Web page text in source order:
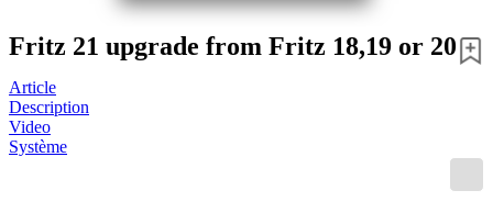
Fritz 21 upgrade from Fritz 18,19 or 20
Article
Description
Video
Système